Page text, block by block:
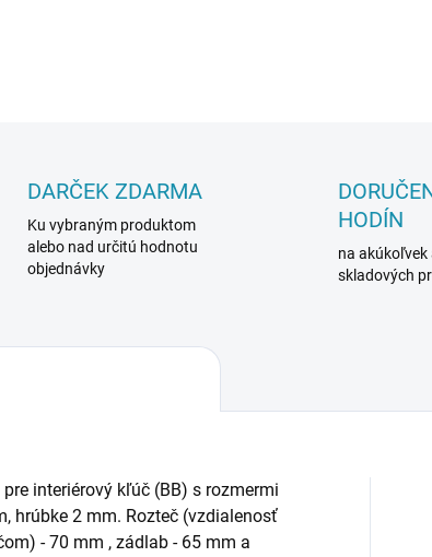
DARČEK ZDARMA
Ku vybraným produktom
alebo nad určitú hodnotu
objednávky
HODÍN
na akúkoľvek
skladových
interiérový kľúč (BB) s rozmermi
hrúbke 2 mm. Rozteč (vzdialenosť
- 70 mm , zádlab - 65 mm a